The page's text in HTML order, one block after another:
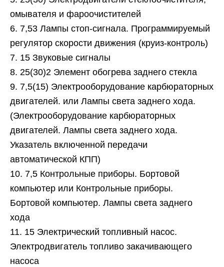
омывателя и фароочистителей
6. 7,53 Лампы стоп-сигнала. Программируемый
регулятор скорости движения (круиз-контроль)
7. 15 Звуковые сигналы
8. 25(30)2 Элемент обогрева заднего стекла
9. 7,5(15) Электрооборудование карбюраторных
двигателей. или Лампы света заднего хода.
(Электрооборудование карбюраторных
двигателей. Лампы света заднего хода.
Указатель включенной передачи
автоматической КПП)
10. 7,5 Контрольные приборы. Бортовой
компьютер или Контрольные приборы.
Бортовой компьютер. Лампы света заднего
хода
11. 15 Электрический топливный насос.
Электродвигатель топливо закачивающего
насоса